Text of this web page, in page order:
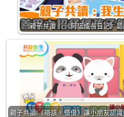
親子共讀｜ 《阿諾成長日記》
親子共讀|《唔該，借借》讓小朋友認